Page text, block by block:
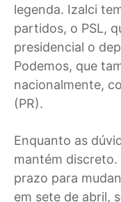
legenda. Izalci
partidos, o PSL,
presidencial o
Podemos, que
nacionalmente,
(PR).
Enquanto as
mantém discreto.
prazo para
em sete de abril,